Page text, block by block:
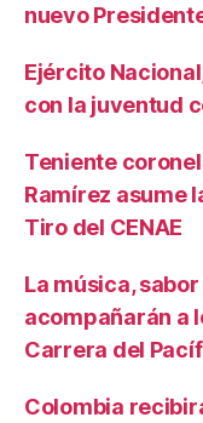
nuevo
Ejército
con la juventud
Teniente
Ramírez asume
Tiro del CENAE
La música,
acompañarán a
Carrera del
Colombia